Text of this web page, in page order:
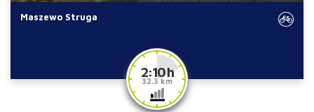
Maszewo Struga
2:10 h
32.3 km